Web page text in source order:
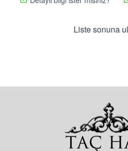
Liste sonuna